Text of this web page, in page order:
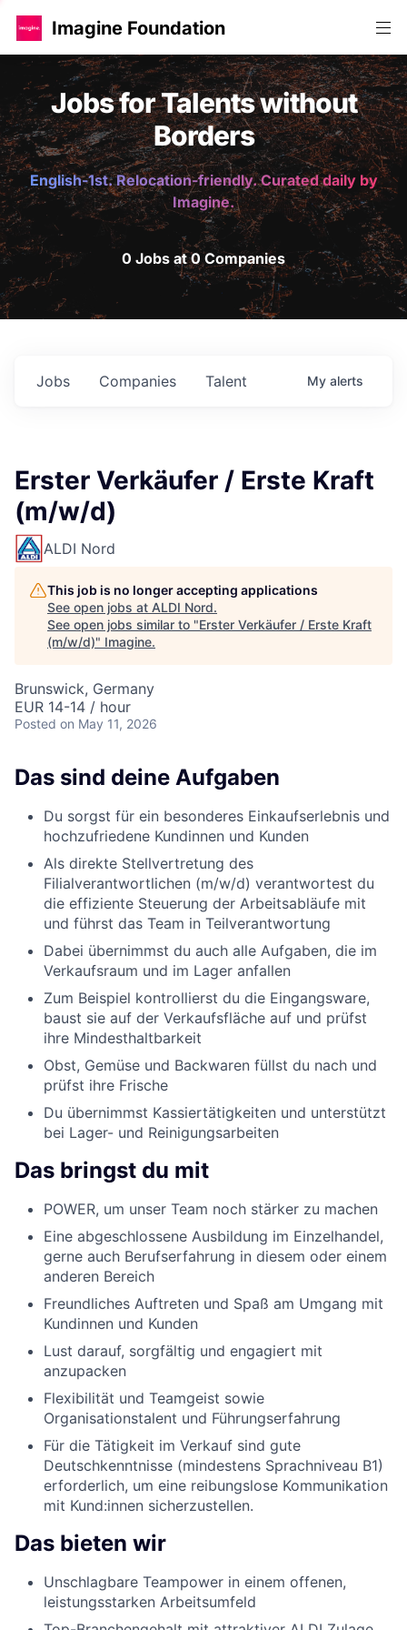
Imagine Foundation
Jobs for Talents without
Borders
English-1st. Relocation-friendly. Curated daily by
Imagine.
0 Jobs at 0 Companies
Jobs Companies Talent My alerts
Erster Verkäufer / Erste Kraft
(m/w/d)
ALDI Nord
This job is no longer accepting applications
See open jobs at ALDI Nord.
See open jobs similar to "Erster Verkäufer / Erste Kraft
(m/w/d)" Imagine.
Brunswick, Germany
EUR 14-14 / hour
Posted on May 11, 2026
Das sind deine Aufgaben
Du sorgst für ein besonderes Einkaufserlebnis und
hochzufriedene Kundinnen und Kunden
Als direkte Stellvertretung des
Filialverantwortlichen (m/w/d) verantwortest du
die effiziente Steuerung der Arbeitsabläufe mit
und führst das Team in Teilverantwortung
Dabei übernimmst du auch alle Aufgaben, die im
Verkaufsraum und im Lager anfallen
Zum Beispiel kontrollierst du die Eingangsware,
baust sie auf der Verkaufsfläche auf und prüfst
ihre Mindesthaltbarkeit
Obst, Gemüse und Backwaren füllst du nach und
prüfst ihre Frische
Du übernimmst Kassiertätigkeiten und unterstützt
bei Lager- und Reinigungsarbeiten
Das bringst du mit
POWER, um unser Team noch stärker zu machen
Eine abgeschlossene Ausbildung im Einzelhandel,
gerne auch Berufserfahrung in diesem oder einem
anderen Bereich
Freundliches Auftreten und Spaß am Umgang mit
Kundinnen und Kunden
Lust darauf, sorgfältig und engagiert mit
anzupacken
Flexibilität und Teamgeist sowie
Organisationstalent und Führungserfahrung
Für die Tätigkeit im Verkauf sind gute
Deutschkenntnisse (mindestens Sprachniveau B1)
erforderlich, um eine reibungslose Kommunikation
mit Kund:innen sicherzustellen.
Das bieten wir
Unschlagbare Teampower in einem offenen,
leistungsstarken Arbeitsumfeld